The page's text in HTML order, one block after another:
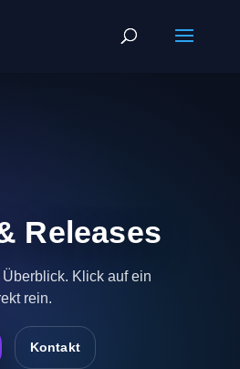
Releases
Klick auf ein
rein.
Kontakt